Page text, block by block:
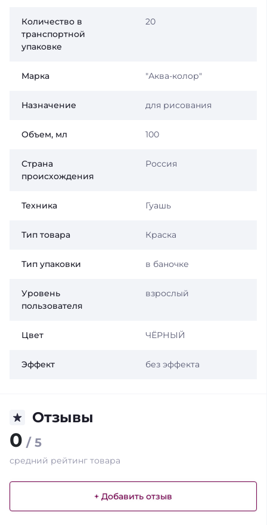
Количество в
транспортной
упаковке
20
Марка "Аква-колор"
Назначение для рисования
Объем, мл 100
Страна
происхождения
Россия
Техника Гуашь
Тип товара Краска
Тип упаковки в баночке
Уровень
пользователя
взрослый
Цвет ЧЁРНЫЙ
Эффект без эффекта
Отзывы
0 / 5
средний рейтинг товара
+ Добавить отзыв